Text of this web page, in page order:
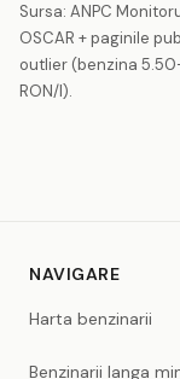
Sursa: ANPC
OSCAR + paginile
outlier (benzina
RON/l).
NAVIGARE
Harta benzinarii
Benzinarii langa